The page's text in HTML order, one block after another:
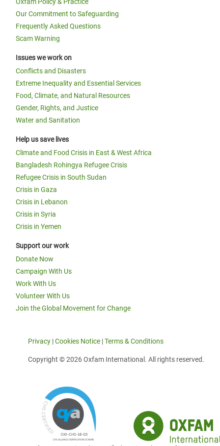
Oxfam Policy & Practice
Our Commitment to Safeguarding
Frequently Asked Questions
Scam Warning
Issues we work on
Conflicts and Disasters
Extreme Inequality and Essential Services
Food, Climate, and Natural Resources
Gender, Rights, and Justice
Water and Sanitation
Help us save lives
Climate and Food Crisis in East & West Africa
Bangladesh Rohingya Refugee Crisis
Refugee Crisis in South Sudan
Crisis in Gaza
Crisis in Lebanon
Crisis in Syria
Crisis in Yemen
Support our work
Donate Now
Campaign With Us
Work With Us
Volunteer With Us
Join the Global Movement for Change
Privacy |Cookies Notice |Terms & Conditions
Copyright © 2026 Oxfam International. All rights reserved.